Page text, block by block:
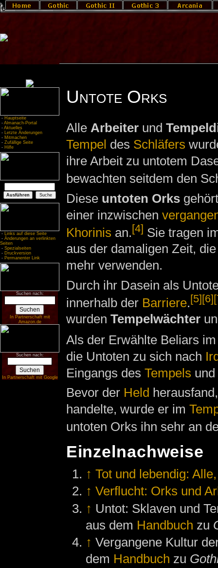
- Hauptseite
- Almanach-Portal
- Aktuelles
- Letzte Änderungen
- Mitmachen
- Zufällige Seite
- Hilfe
- Links auf diese Seite
- Änderungen an verlinkten
Seiten
- Spezialseiten
- Druckversion
- Permanenter Link
Suchen nach:
In Partnerschaft mit
Amazon.de
Suchen nach:
In Partnerschaft mit Google
Untote Orks
Alle Arbeiterund
Tempel des Schläfers
ihre Arbeit zu untotem
bewachten seitdem den
Diese untoten Orks
einer inzwischen
Khorinis an.[4] Sie tragen
aus der damaligen Zeit,
mehr verwenden.
Durch ihr Dasein als
innerhalb der Barriere.[5][6]
wurden Tempelwächter
Als der Erwählte Beliars
die Untoten zu sich nach
Eingangs des Tempels
Bevor der Held
handelte, wurde er im
untoten Orks ihn sehr an
Einzelnachweise
↑ Tot und lebendig:
↑ Verflucht: Orks und
↑ Untot: Sklaven und
aus dem Handbuch zu
↑ Vergangene Kultur
dem Handbuch zu